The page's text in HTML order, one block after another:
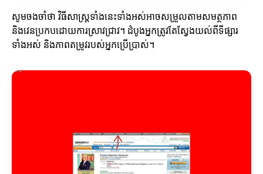
សូមចងចាំថា វិធីសាស្ត្រទាំងនេះទាំងអស់អាចសម្រួលតាមសមត្ថភាព
និងវេនប្រកបដោយការស្រាវជ្រាវ។ ដំបូងអ្នកត្រូវតែស្វែងយល់ពីទីផ្សារ
ទាំងអស់ និងភាពតម្រូវរបស់អ្នកប្រើប្រាស់។